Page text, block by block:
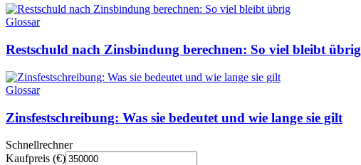
Glossar
Restschuld nach Zinsbindung berechnen: So viel bleibt übrig
Glossar
Zinsfestschreibung: Was sie bedeutet und wie lange sie gilt
Schnellrechner
Kaufpreis (€)